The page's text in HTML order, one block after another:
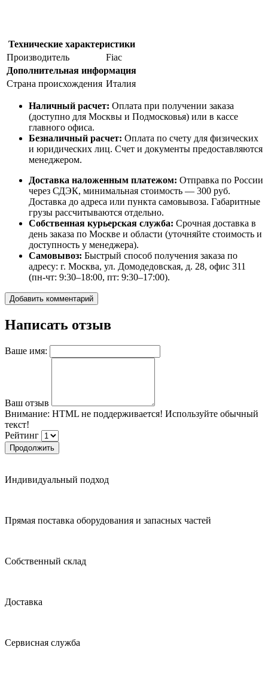
Технические характеристики
Производитель
Fiac
Дополнительная информация
Страна происхождения Италия
Наличный расчет: Оплата при получении заказа
(доступно для Москвы и Подмосковья) или в кассе
главного офиса.
Безналичный расчет: Оплата по счету для физических
и юридических лиц. Счет и документы предоставляются
менеджером.
Доставка наложенным платежом: Отправка по России
через СДЭК, минимальная стоимость — 300 руб.
Доставка до адреса или пункта самовывоза. Габаритные
грузы рассчитываются отдельно.
Собственная курьерская служба: Срочная доставка в
день заказа по Москве и области (уточняйте стоимость и
доступность у менеджера).
Самовывоз: Быстрый способ получения заказа по
адресу: г. Москва, ул. Домодедовская, д. 28, офис 311
(пн-чт: 9:30–18:00, пт: 9:30–17:00).
Добавить комментарий
Написать отзыв
Ваше имя:
Ваш отзыв
Внимание: HTML не поддерживается! Используйте обычный
текст!
Рейтинг
Продолжить
Индивидуальный подход
Прямая поставка оборудования и запасных частей
Собственный склад
Доставка
Сервисная служба